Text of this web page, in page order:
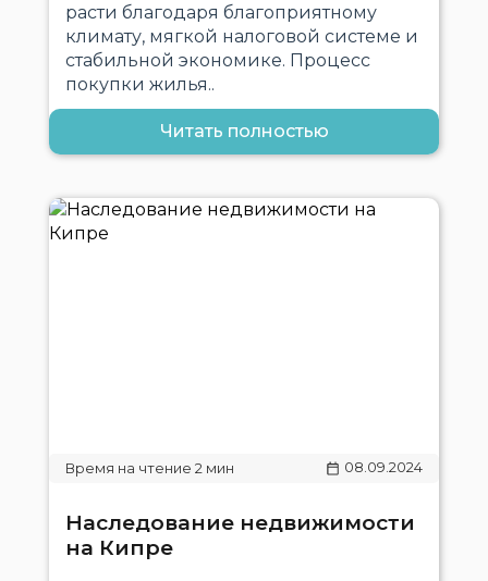
расти благодаря благоприятному
климату, мягкой налоговой системе и
стабильной экономике. Процесс
покупки жилья..
Читать полностью
08.09.2024
Наследование недвижимости
на Кипре